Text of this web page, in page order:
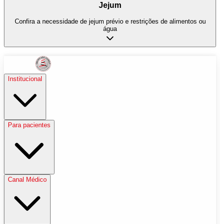
Jejum
Confira a necessidade de jejum prévio e restrições de alimentos ou
água
Institucional
Para pacientes
Canal Médico